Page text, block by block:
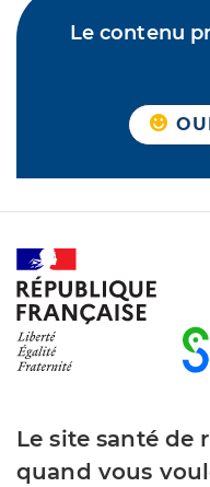
Le contenu
OUI
Le site santé de
quand vous